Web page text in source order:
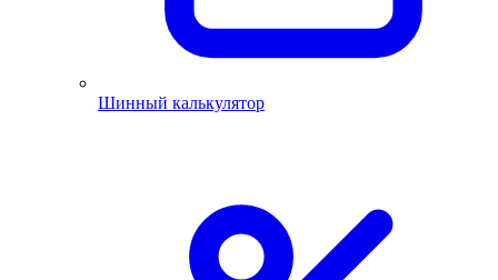
Шинный калькулятор